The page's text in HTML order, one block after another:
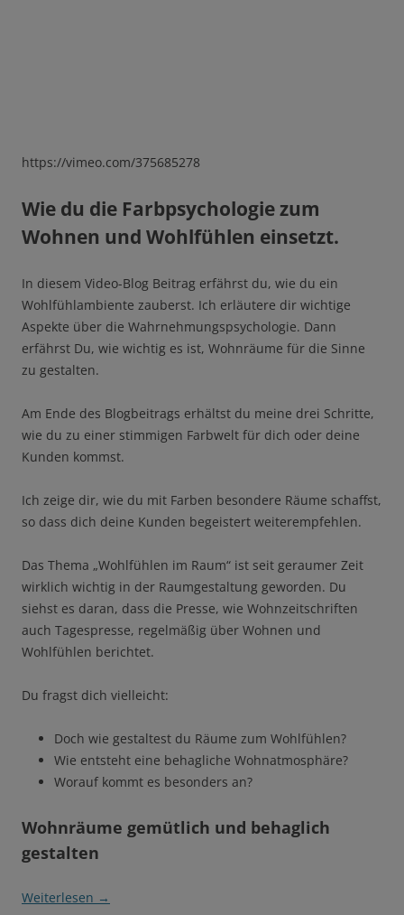
https://vimeo.com/375685278
Wie du die Farbpsychologie zum
Wohnen und Wohlfühlen einsetzt.
In diesem Video-Blog Beitrag erfährst du, wie du ein
Wohlfühlambiente zauberst. Ich erläutere dir wichtige
Aspekte über die Wahrnehmungspsychologie. Dann
erfährst Du, wie wichtig es ist, Wohnräume für die Sinne
zu gestalten.
Am Ende des Blogbeitrags erhältst du meine drei Schritte,
wie du zu einer stimmigen Farbwelt für dich oder deine
Kunden kommst.
Ich zeige dir, wie du mit Farben besondere Räume schaffst,
so dass dich deine Kunden begeistert weiterempfehlen.
Das Thema „Wohlfühlen im Raum“ ist seit geraumer Zeit
wirklich wichtig in der Raumgestaltung geworden. Du
siehst es daran, dass die Presse, wie Wohnzeitschriften
auch Tagespresse, regelmäßig über Wohnen und
Wohlfühlen berichtet.
Du fragst dich vielleicht:
Doch wie gestaltest du Räume zum Wohlfühlen?
Wie entsteht eine behagliche Wohnatmosphäre?
Worauf kommt es besonders an?
Wohnräume gemütlich und behaglich
gestalten
Weiterlesen →